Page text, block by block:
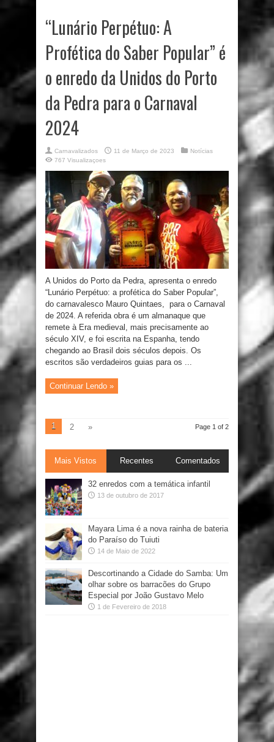
“Lunário Perpétuo: A
Profética do Saber Popular” é
o enredo da Unidos do Porto
da Pedra para o Carnaval
2024
Carnavalizados 11 de Março de 2023
Notícias
767 Visualizaçoes
A Unidos do Porto da Pedra, apresenta o enredo
“Lunário Perpétuo: a profética do Saber Popular”,
do carnavalesco Mauro Quintaes, para o Carnaval
de 2024. A referida obra é um almanaque que
remete à Era medieval, mais precisamente ao
século XIV, e foi escrita na Espanha, tendo
chegando ao Brasil dois séculos depois. Os
escritos são verdadeiros guias para os ...
Continuar Lendo »
Page 1 of 2
1 2 »
Mais Vistos Recentes Comentados
32 enredos com a temática infantil
13 de outubro de 2017
Mayara Lima é a nova rainha de bateria
do Paraíso do Tuiuti
14 de Maio de 2022
Descortinando a Cidade do Samba: Um
olhar sobre os barracões do Grupo
Especial por João Gustavo Melo
1 de Fevereiro de 2018